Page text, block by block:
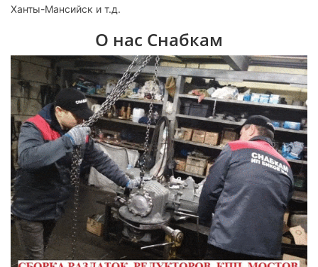
Ханты-Мансийск и т.д.
О нас Снабкам